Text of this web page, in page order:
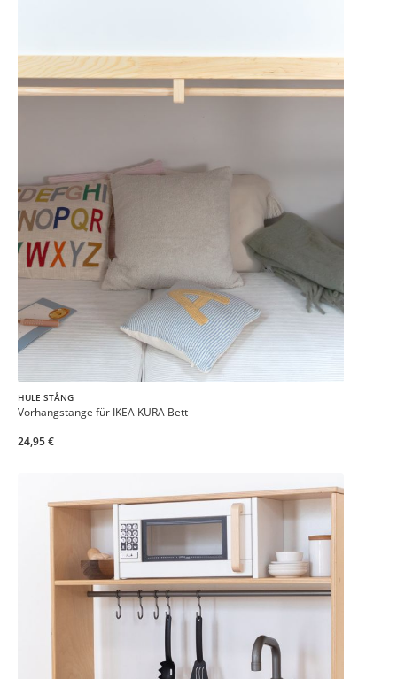
HULE STÅNG
Vorhangstange für IKEA KURA Bett
24,95 €